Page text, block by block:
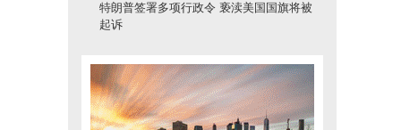
特朗普签署多项行政令 亵渎美国国旗将被
起诉